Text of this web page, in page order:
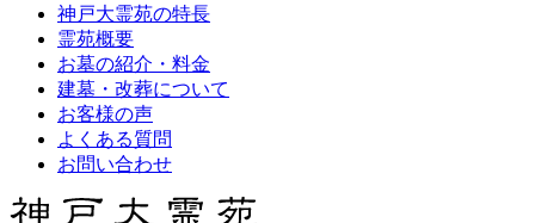
神戸大霊苑の特長
霊苑概要
お墓の紹介・料金
建墓・改葬について
お客様の声
よくある質問
お問い合わせ